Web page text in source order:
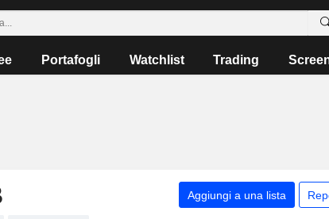
Portafogli Watchlist Trading
Aggiungi a una lista